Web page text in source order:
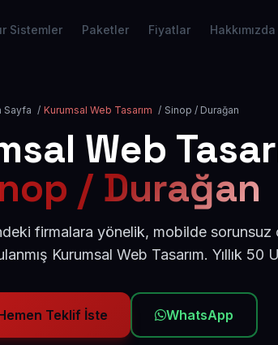
Sistemler Paketler Fiyatlar Hakkımızda
Sayfa / Kurumsal Web Tasarım / Sinop / Durağan
Web
/ Durağan
firmalara yönelik, mobilde sorunsuz
Kurumsal Web Tasarım. Yıllık 50
Teklif İste WhatsApp